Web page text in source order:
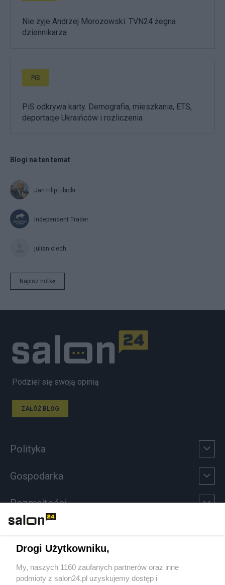
Nie żyje Andrzej Morozowski. TVN24 żegna
dziennikarza
PiS
PiS odkrywa karty. Demografia, mieszkania, ETS,
deportacje Ukraińców i rozliczenia
Blogi na ten temat
Jan Filip Libicki
Independent Trader
julian olech
Napisz notkę
Podziel się swoją opinią
ZAŁÓŻ BLOG
Polityka
Gospodarka
Rozmaitości
Sport
Drogi Użytkowniku,
My, naszych 1160 zaufanych partnerów oraz inne
podmioty z salon24.pl uzyskujemy dostęp i